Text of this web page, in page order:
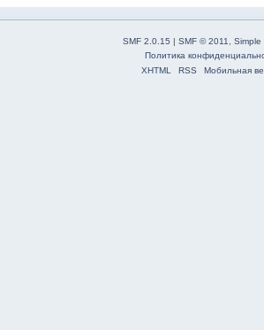
SMF 2.0.15 | SMF © 2011
Simple
Политика
XHTML
RSS Мобильная